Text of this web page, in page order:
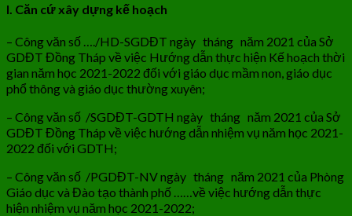
I. Căn cứ xây dựng kế hoạch
– Công văn số …./HD-SGDĐT ngày tháng năm 2021 của Sở
GDĐT Đồng Tháp về việc Hướng dẫn thực hiện Kế hoạch thời
gian năm học 2021-2022 đối với giáo dục mầm non, giáo dục
phổ thông và giáo dục thường xuyên;
– Công văn số /SGDĐT-GDTH ngày tháng năm 2021 của Sở
GDĐT Đồng Tháp về việc hướng dẫn nhiệm vụ năm học 2021-
2022 đối với GDTH;
– Công văn số /PGDĐT-NV ngày tháng năm 2021 của Phòng
Giáo dục và Đào tạo thành phố ……về việc hướng dẫn thực
hiện nhiệm vụ năm học 2021-2022;